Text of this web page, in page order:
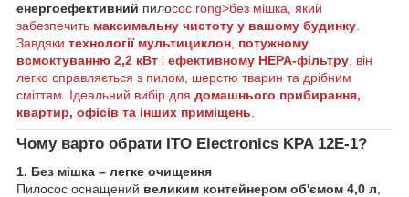
енергоефективний пилосос rong>без мішка, який
забезпечить максимальну чистоту у вашому будинку
Завдяки технології мультициклон потужному
всмоктуванню 2,2 кВт і ефективному HEPA-фільтру , він
легко справляється з пилом, шерстю тварин та дрібним
сміттям. Ідеальний вибір для домашнього прибирання,
квартир, офісів та інших приміщень
Чому варто обрати ITO Electronics KPA 12E-1?
1. Без мішка – легке очищення
Пилосос оснащений великим контейнером об'ємом 4,0 л